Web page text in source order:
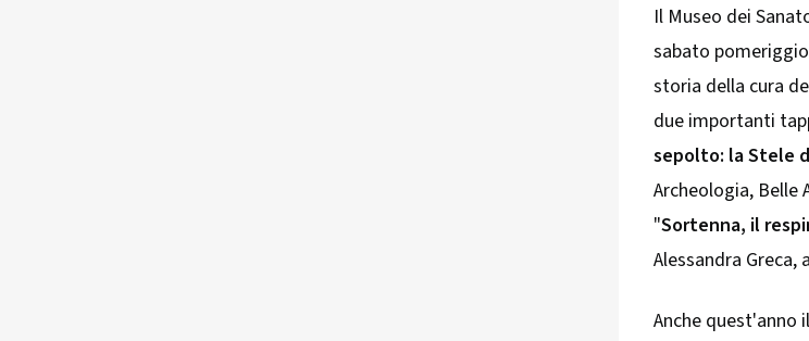
Il Museo dei
sabato
storia della cura
due importanti
sepolto: la Stele
Archeologia, Belle
"Sortenna, il
Alessandra Greca,
Anche quest'anno